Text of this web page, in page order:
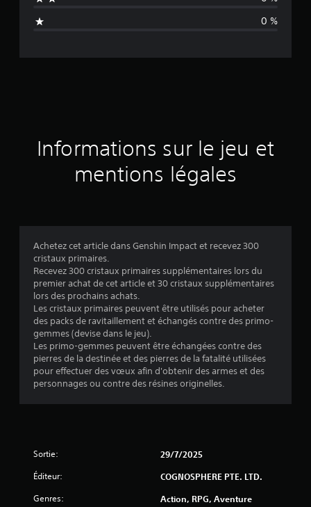
a
i
0 %
Informations sur le jeu et
mentions légales
Achetez cet article dans Genshin Impact et recevez 300
cristaux primaires.
Recevez 300 cristaux primaires supplémentaires lors du
premier achat de cet article et 30 cristaux supplémentaires
lors des prochains achats.
Les cristaux primaires peuvent être utilisés pour acheter
des packs de ravitaillement et échangés contre des primo-
gemmes (devise dans le jeu).
Les primo-gemmes peuvent être échangées contre des
pierres de la destinée et des pierres de la fatalité utilisées
pour effectuer des vœux afin d'obtenir des armes et des
personnages ou contre des résines originelles.
Sortie: 29/7/2025
Éditeur: COGNOSPHERE PTE. LTD.
Genres: Action, RPG, Aventure